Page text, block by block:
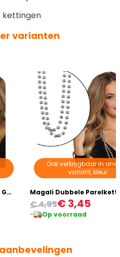
kettingen
varianten
Magali Dubbele Parelketting Goud
Ook verkrijgbaar in
variant, kleur
€ 3,45
€ 4,95
Op voorraad